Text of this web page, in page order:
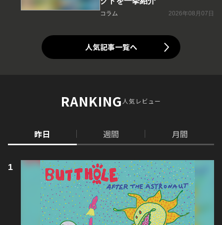
コラム 2026年08月07日
人気記事一覧へ
RANKING人気レビュー
昨日 週間 月間